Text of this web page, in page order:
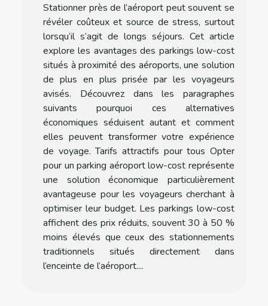
Stationner près de l’aéroport peut souvent se
révéler coûteux et source de stress, surtout
lorsqu’il s’agit de longs séjours. Cet article
explore les avantages des parkings low-cost
situés à proximité des aéroports, une solution
de plus en plus prisée par les voyageurs
avisés. Découvrez dans les paragraphes
suivants pourquoi ces alternatives
économiques séduisent autant et comment
elles peuvent transformer votre expérience
de voyage. Tarifs attractifs pour tous Opter
pour un parking aéroport low-cost représente
une solution économique particulièrement
avantageuse pour les voyageurs cherchant à
optimiser leur budget. Les parkings low-cost
affichent des prix réduits, souvent 30 à 50 %
moins élevés que ceux des stationnements
traditionnels situés directement dans
l’enceinte de l’aéroport....